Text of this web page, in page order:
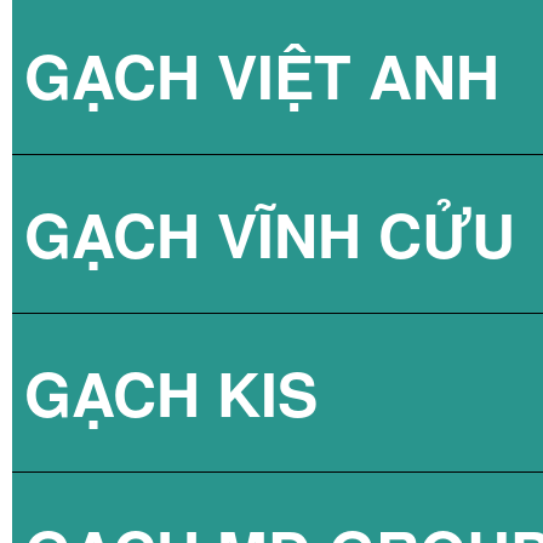
GẠCH THANH
GẠCH VÂN XI
GẠCH VÂN XI
GẠCH VÂN XI
GẠCH VIỆT ANH
GẠCH VĨNH CỬU
GẠCH KIS